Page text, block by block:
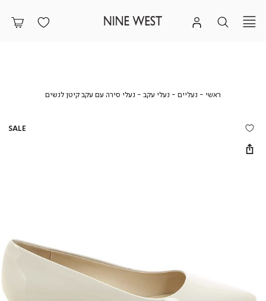
ראשי ראשינעליים נעליים
נעלי עקב נעלינעלי סירה עם עקב קיטן לנשיםנעלי
SALE